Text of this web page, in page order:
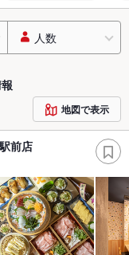
人数
地図で表示
前店